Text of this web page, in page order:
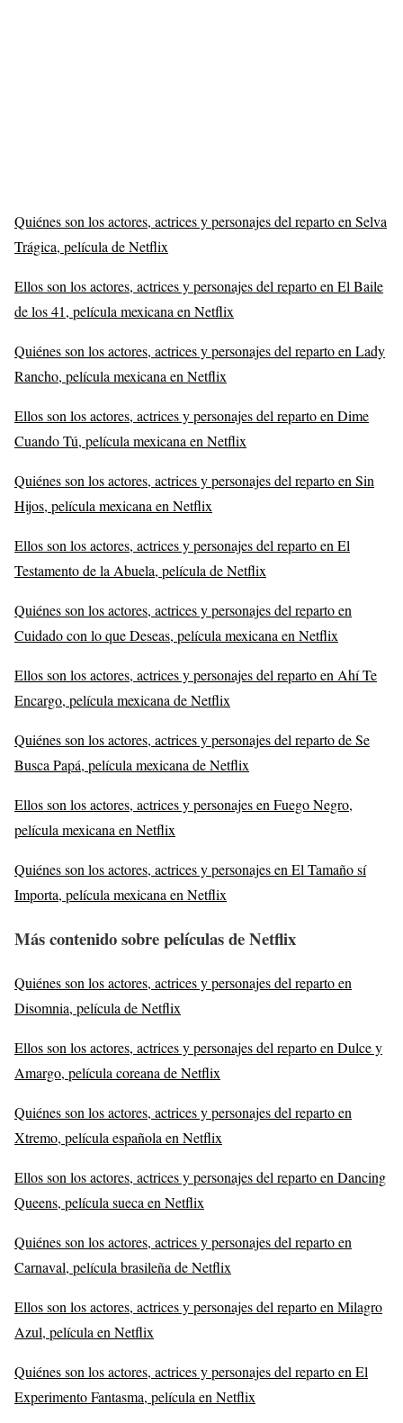
Quiénes son los actores, actrices y personajes del reparto en Selva
Trágica, película de Netflix
Ellos son los actores, actrices y personajes del reparto en El Baile
de los 41, película mexicana en Netflix
Quiénes son los actores, actrices y personajes del reparto en Lady
Rancho, película mexicana en Netflix
Ellos son los actores, actrices y personajes del reparto en Dime
Cuando Tú, película mexicana en Netflix
Quiénes son los actores, actrices y personajes del reparto en Sin
Hijos, película mexicana en Netflix
Ellos son los actores, actrices y personajes del reparto en El
Testamento de la Abuela, película de Netflix
Quiénes son los actores, actrices y personajes del reparto en
Cuidado con lo que Deseas, película mexicana en Netflix
Ellos son los actores, actrices y personajes del reparto en Ahí Te
Encargo, película mexicana de Netflix
Quiénes son los actores, actrices y personajes del reparto de Se
Busca Papá, película mexicana de Netflix
Ellos son los actores, actrices y personajes en Fuego Negro,
película mexicana en Netflix
Quiénes son los actores, actrices y personajes en El Tamaño sí
Importa, película mexicana en Netflix
Más contenido sobre películas de Netflix
Quiénes son los actores, actrices y personajes del reparto en
Disomnia, película de Netflix
Ellos son los actores, actrices y personajes del reparto en Dulce y
Amargo, película coreana de Netflix
Quiénes son los actores, actrices y personajes del reparto en
Xtremo, película española en Netflix
Ellos son los actores, actrices y personajes del reparto en Dancing
Queens, película sueca en Netflix
Quiénes son los actores, actrices y personajes del reparto en
Carnaval, película brasileña de Netflix
Ellos son los actores, actrices y personajes del reparto en Milagro
Azul, película en Netflix
Quiénes son los actores, actrices y personajes del reparto en El
Experimento Fantasma, película en Netflix